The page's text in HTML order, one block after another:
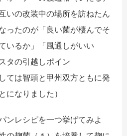
いの改装中の場所を訪ねたん
ったのが「良い菌が棲んでそ
いるか」「風通しがいい
タの引越しポイン
ては智頭と甲州双方ともに発
になりました）
ンレシピを一つ挙げてみよ